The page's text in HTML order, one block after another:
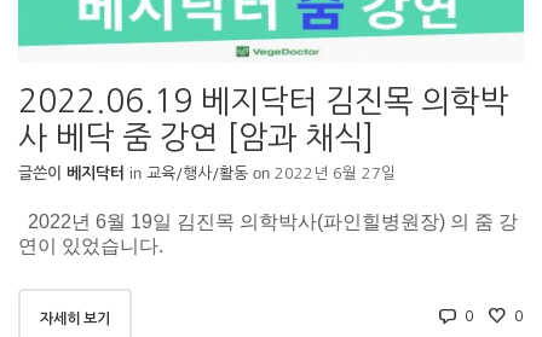
2022.06.19 베지닥터 김진목 의학박
사 베닥 줌 강연 [암과 채식]
글쓴이 베지닥터 in 교육/행사/활동 on 2022년 6월 27일
2022년 6월 19일 김진목 의학박사(파인힐병원장) 의 줌 강
연이 있었습니다.
자세히 보기 0 0